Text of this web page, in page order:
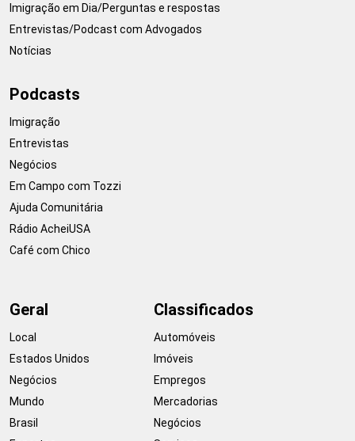
Imigração em Dia/Perguntas e respostas
Entrevistas/Podcast com Advogados
Notícias
Podcasts
Imigração
Entrevistas
Negócios
Em Campo com Tozzi
Ajuda Comunitária
Rádio AcheiUSA
Café com Chico
Geral
Local
Estados Unidos
Negócios
Mundo
Brasil
Classificados
Automóveis
Imóveis
Empregos
Mercadorias
Negócios